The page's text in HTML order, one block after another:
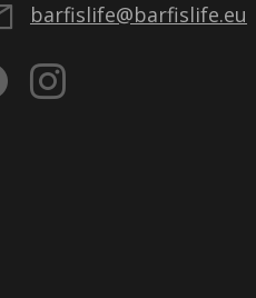
barfislife@barfislife.eu